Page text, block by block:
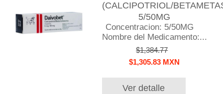
(CALCIPOTRIOL/
5/50MG
Concentracion: 5/50MG
Nombre del Medicamento:...
$1,384.77
$1,305.83 MXN
Ver detalle